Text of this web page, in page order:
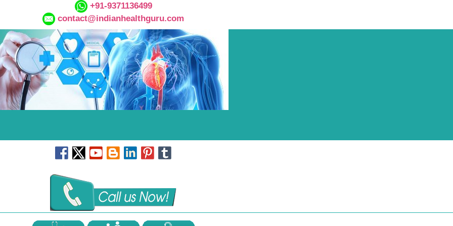
+91-9371136499
contact@indianhealthguru.com